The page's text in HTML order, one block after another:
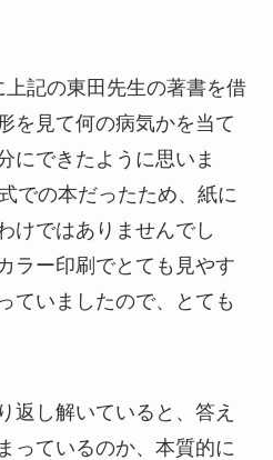
記の東田先生の著書を借
を見て何の病気かを当て
にできたように思いま
での本だったため、紙に
けではありませんでし
ラー印刷でとても見やす
ていましたので、とても
返し解いていると、答え
っているのか、本質的に